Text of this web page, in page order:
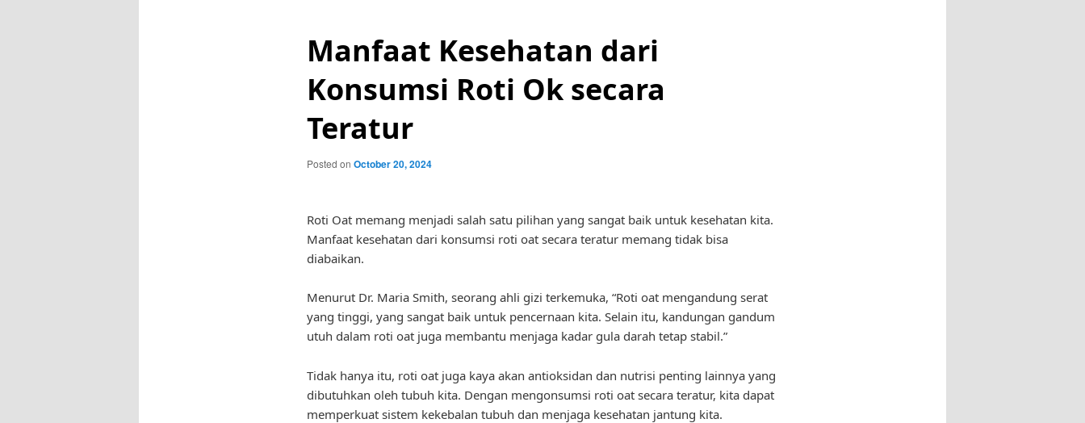
Manfaat Kesehatan dari
Konsumsi Roti Ok secara
Teratur
Posted on October 20, 2024
Roti Oat memang menjadi salah satu pilihan yang sangat baik untuk kesehatan kita.
Manfaat kesehatan dari konsumsi roti oat secara teratur memang tidak bisa
diabaikan.
Menurut Dr. Maria Smith, seorang ahli gizi terkemuka, “Roti oat mengandung serat
yang tinggi, yang sangat baik untuk pencernaan kita. Selain itu, kandungan gandum
utuh dalam roti oat juga membantu menjaga kadar gula darah tetap stabil.”
Tidak hanya itu, roti oat juga kaya akan antioksidan dan nutrisi penting lainnya yang
dibutuhkan oleh tubuh kita. Dengan mengonsumsi roti oat secara teratur, kita dapat
memperkuat sistem kekebalan tubuh dan menjaga kesehatan jantung kita.